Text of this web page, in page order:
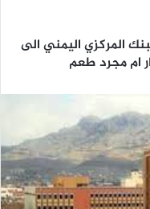
المركزي اليمني الى
ام مجرد طعم